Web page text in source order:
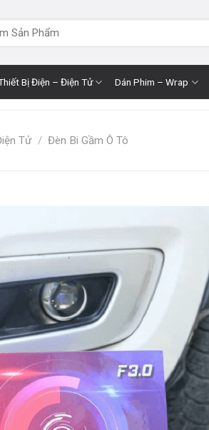
Bị Điện – Điện Tử Dán Phim – Wrap
Tử / Đèn Bi Gầm Ô Tô